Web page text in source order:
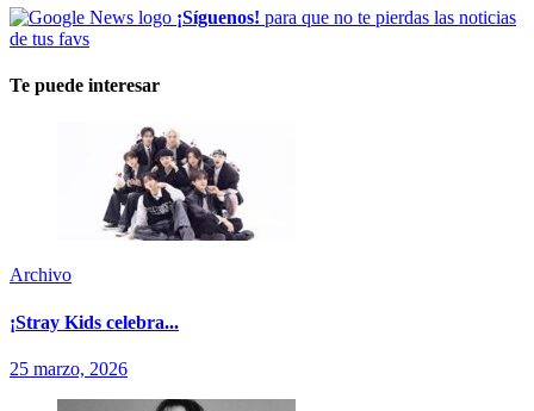
¡Síguenos! para que no te pierdas las noticias
de tus favs
Te puede interesar
Archivo
¡Stray Kids celebra...
25 marzo, 2026